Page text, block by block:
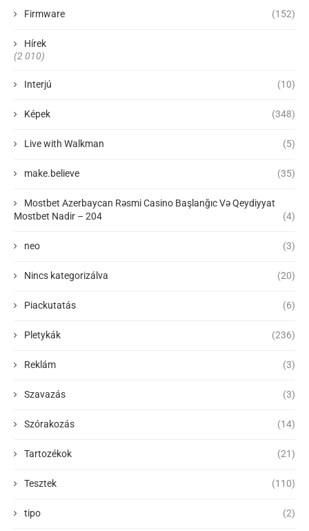
Firmware (152)
Hírek
(2 010)
Interjú (10)
Képek (348)
Live with Walkman (5)
make.believe (35)
Mostbet Azerbaycan Rəsmi Casino Başlanğıc Və Qeydiyyat
Mostbet Nadir – 204
(4)
neo (3)
Nincs kategorizálva (20)
Piackutatás (6)
Pletykák (236)
Reklám (3)
Szavazás (3)
Szórakozás (14)
Tartozékok (21)
Tesztek (110)
tipo (2)